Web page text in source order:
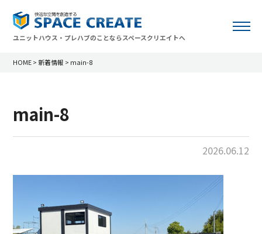
ユニットハウス・プレハブのことならスペースクリエイトへ
HOME > 新着情報 > main-8
main-8
2026.06.12